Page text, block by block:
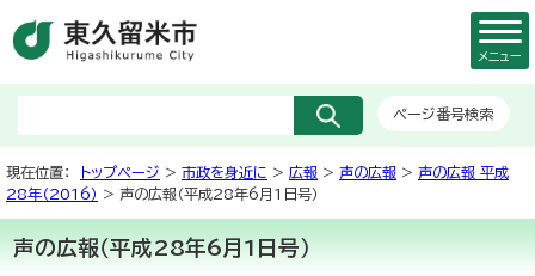
ページ番号検索
メニュー
現在位置： トップページ > 市政を身近に > 広報 > 声の広報 > 声の広報 平成
28年（2016） > 声の広報（平成28年6月1日号）
声の広報（平成28年6月1日号）